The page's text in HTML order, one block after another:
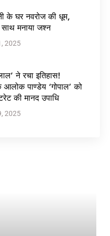
के घर नवरोज की धूम,
साथ मनाया जश्न
2025
ने रचा इतिहास!
पाण्डेय ‘गोपाल’ को
की मानद उपाधि
2025